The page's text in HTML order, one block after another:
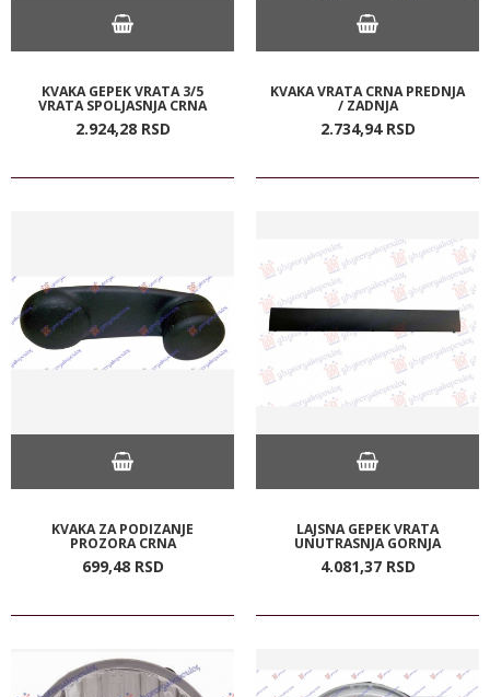
KVAKA GEPEK VRATA 3/5
VRATA SPOLJASNJA CRNA
2.924,28 RSD
KVAKA VRATA CRNA PREDNJA
/ ZADNJA
2.734,94 RSD
KVAKA ZA PODIZANJE
PROZORA CRNA
699,48 RSD
LAJSNA GEPEK VRATA
UNUTRASNJA GORNJA
4.081,37 RSD